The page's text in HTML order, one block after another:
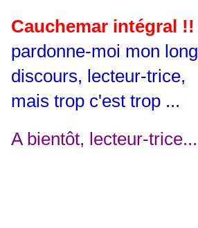
Cauchemar intégral !!
pardonne-moi mon long
discours, lecteur-trice,
mais trop c'est trop ...
A bientôt, lecteur-trice...